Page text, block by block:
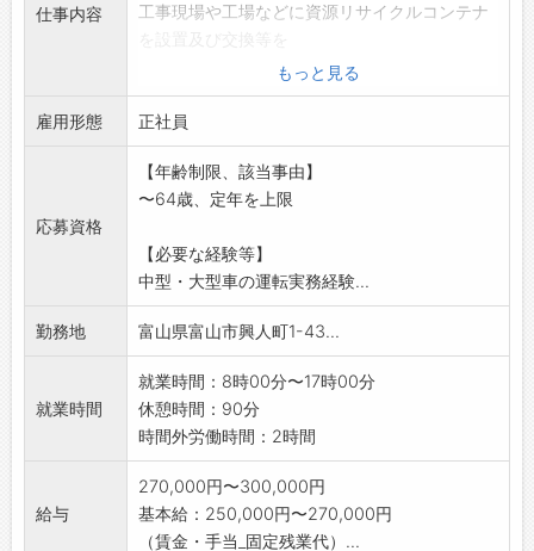
仕事内容
工事現場や工場などに資源リサイクルコンテナ
行い、自社の中間処理施設へ運搬する作業にな
ります。
荷降ろし後は、コンテナの中身を選別し、再資
源化しています。
運搬作業の無い日は、構内でプラント作業また
は選別作業。市内の
場内作業では、車両系建設機械を使用して、選
別や積込みの作業も
あります。入社してから免許取得も可能です。
【変更の範囲:会社の定める業務】
もっと見る
雇用形態 正社員
応募資格
【年齢制限、該当事由】
〜64歳、定年を上限
【必要な経験等】
中型・大型車の運転実務経験...
勤務地 富山県富山市興人町1-43...
就業時間
就業時間：8時00分〜17時00分
休憩時間：90分
時間外労働時間：2時間
給与
270,000円〜300,000円
基本給：250,000円〜270,000円
（賃金・手当_固定残業代）...